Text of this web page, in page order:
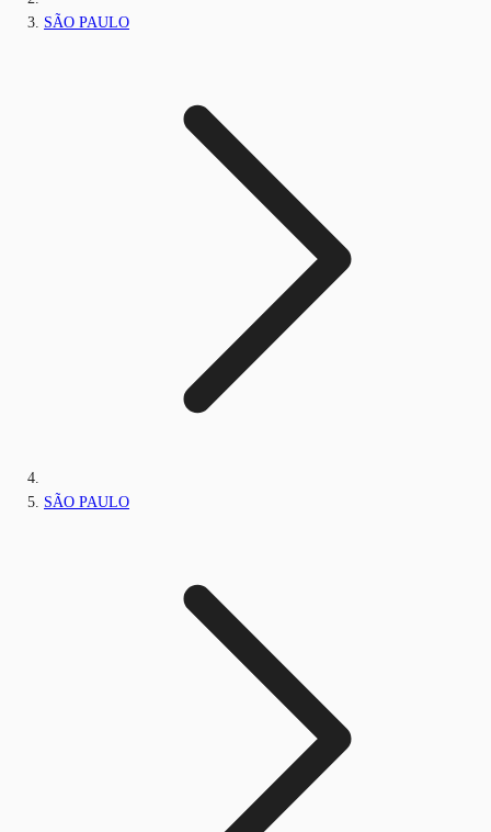
SÃO PAULO
SÃO PAULO